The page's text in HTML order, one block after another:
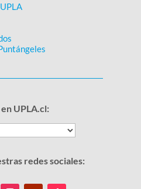
UPLA.cl:
redes sociales: